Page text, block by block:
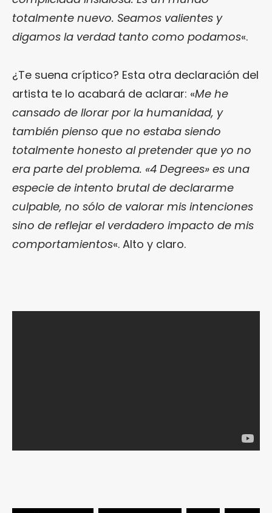
totalmente nuevo. Seamos valientes y
digamos la verdad tanto como podamos«.
¿Te suena críptico? Esta otra declaración del
artista te lo acabará de aclarar: «Me he
cansado de llorar por la humanidad, y
también pienso que no estaba siendo
totalmente honesto al pretender que yo no
era parte del problema. «4 Degrees» es una
especie de intento brutal de declararme
culpable, no sólo de valorar mis intenciones
sino de reflejar el verdadero impacto de mis
comportamientos«. Alto y claro.